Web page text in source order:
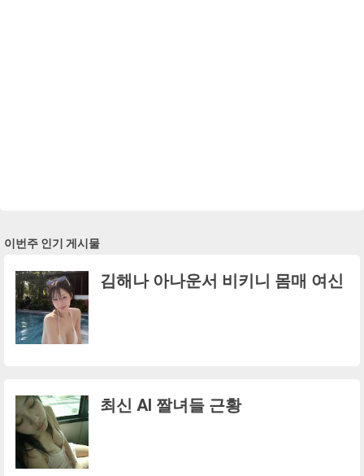
이번주 인기 게시물
김해나 아나운서 비키니 몸매 여신
최신 AI 짤녀들 근황